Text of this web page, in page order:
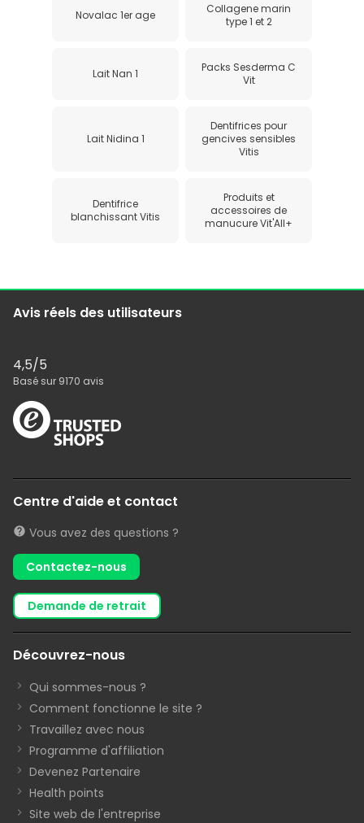
Novalac 1er age
Collagene marin
type 1 et 2
Lait Nan 1
Packs Sesderma C
Vit
Lait Nidina 1
Dentifrices pour
gencives sensibles
Vitis
Dentifrice
blanchissant Vitis
Produits et
accessoires de
manucure Vit'All+
Avis réels des utilisateurs
4,5/5
Basé sur 9170 avis
Centre d'aide et contact
Vous avez des questions ?
Contactez-nous
demande de retrait
Découvrez-nous
Qui sommes-nous ?
Comment fonctionne le site ?
Travaillez avec nous
Programme d'affiliation
Devenez Partenaire
Health points
Site web de l'entreprise